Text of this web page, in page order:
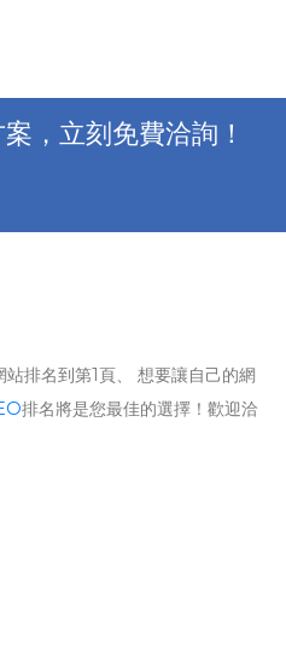
，立刻免費洽詢！
站排名到第1頁、 想要讓自己的網
排名將是您最佳的選擇！歡迎洽